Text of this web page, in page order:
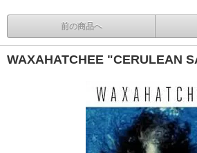
前の商品へ
WAXAHATCHEE "CERULEAN